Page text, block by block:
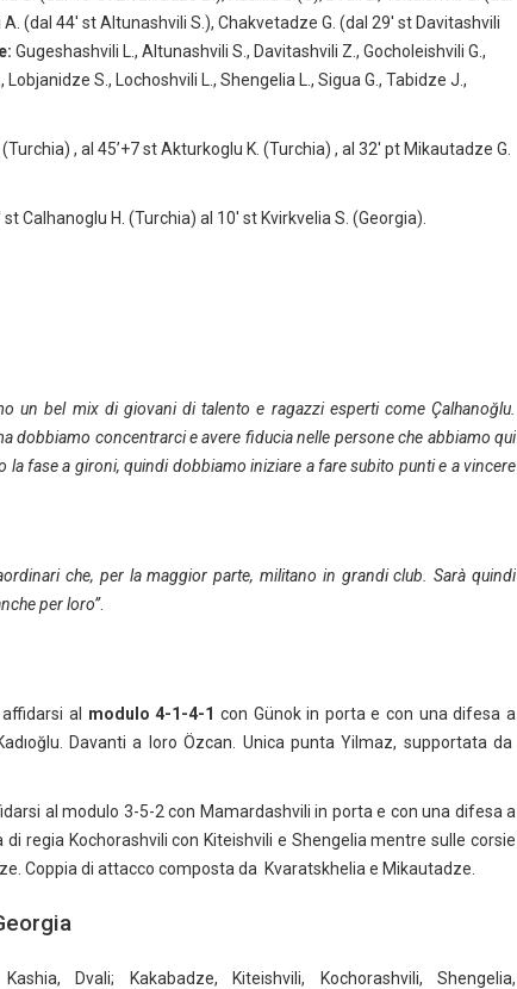
(dal 44′ st Altunashvili S.), Chakvetadze G. (dal 29′ st Davitashvili
Gugeshashvili L., Altunashvili S., Davitashvili Z., Gocholeishvili G.,
Lobjanidze S., Lochoshvili L., Shengelia L., Sigua G., Tabidze J.,
, al 45’+7 st Akturkoglu K. (Turchia) , al 32′ pt Mikautadze G.
Calhanoglu H. (Turchia) al 10′ st Kvirkvelia S. (Georgia).
un bel mix di giovani di talento e ragazzi esperti come Çalhanoğlu.
dobbiamo concentrarci e avere fiducia nelle persone che abbiamo qui
fase a gironi, quindi dobbiamo iniziare a fare subito punti e a vincere
che, per la maggior parte, militano in grandi club. Sarà quindi
per loro”.
al modulo 4-1-4-1 con Günok in porta e con una difesa a
Davanti a loro Özcan. Unica punta Yilmaz, supportata da
al modulo 3-5-2 con Mamardashvili in porta e con una difesa a
regia Kochorashvili con Kiteishvili e Shengelia mentre sulle corsie
Coppia di attacco composta da Kvaratskhelia e Mikautadze.
Dvali; Kakabadze, Kiteishvili, Kochorashvili, Shengelia,